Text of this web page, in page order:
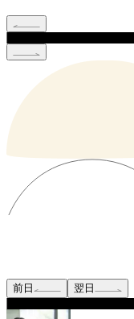
前日 翌日